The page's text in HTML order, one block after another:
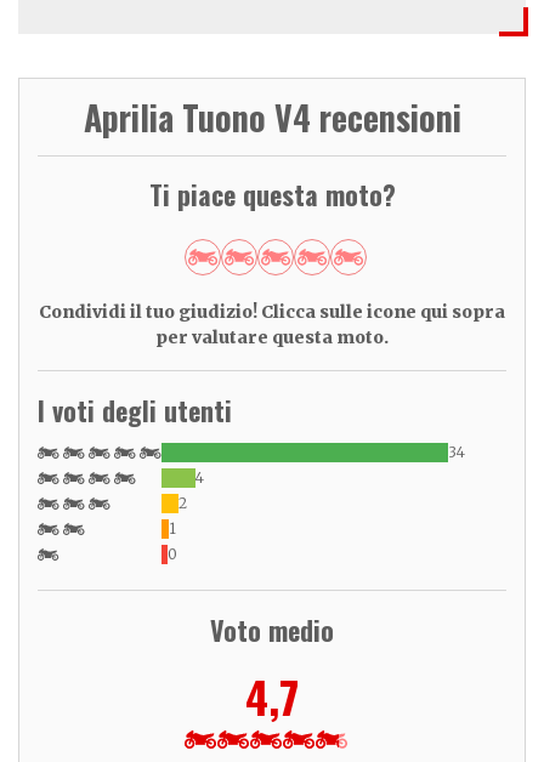
Aprilia Tuono V4 recensioni
Ti piace questa moto?
Condividi il tuo giudizio! Clicca sulle icone qui sopra
per valutare questa moto.
I voti degli utenti
34
4
2
1
0
Voto medio
4,7